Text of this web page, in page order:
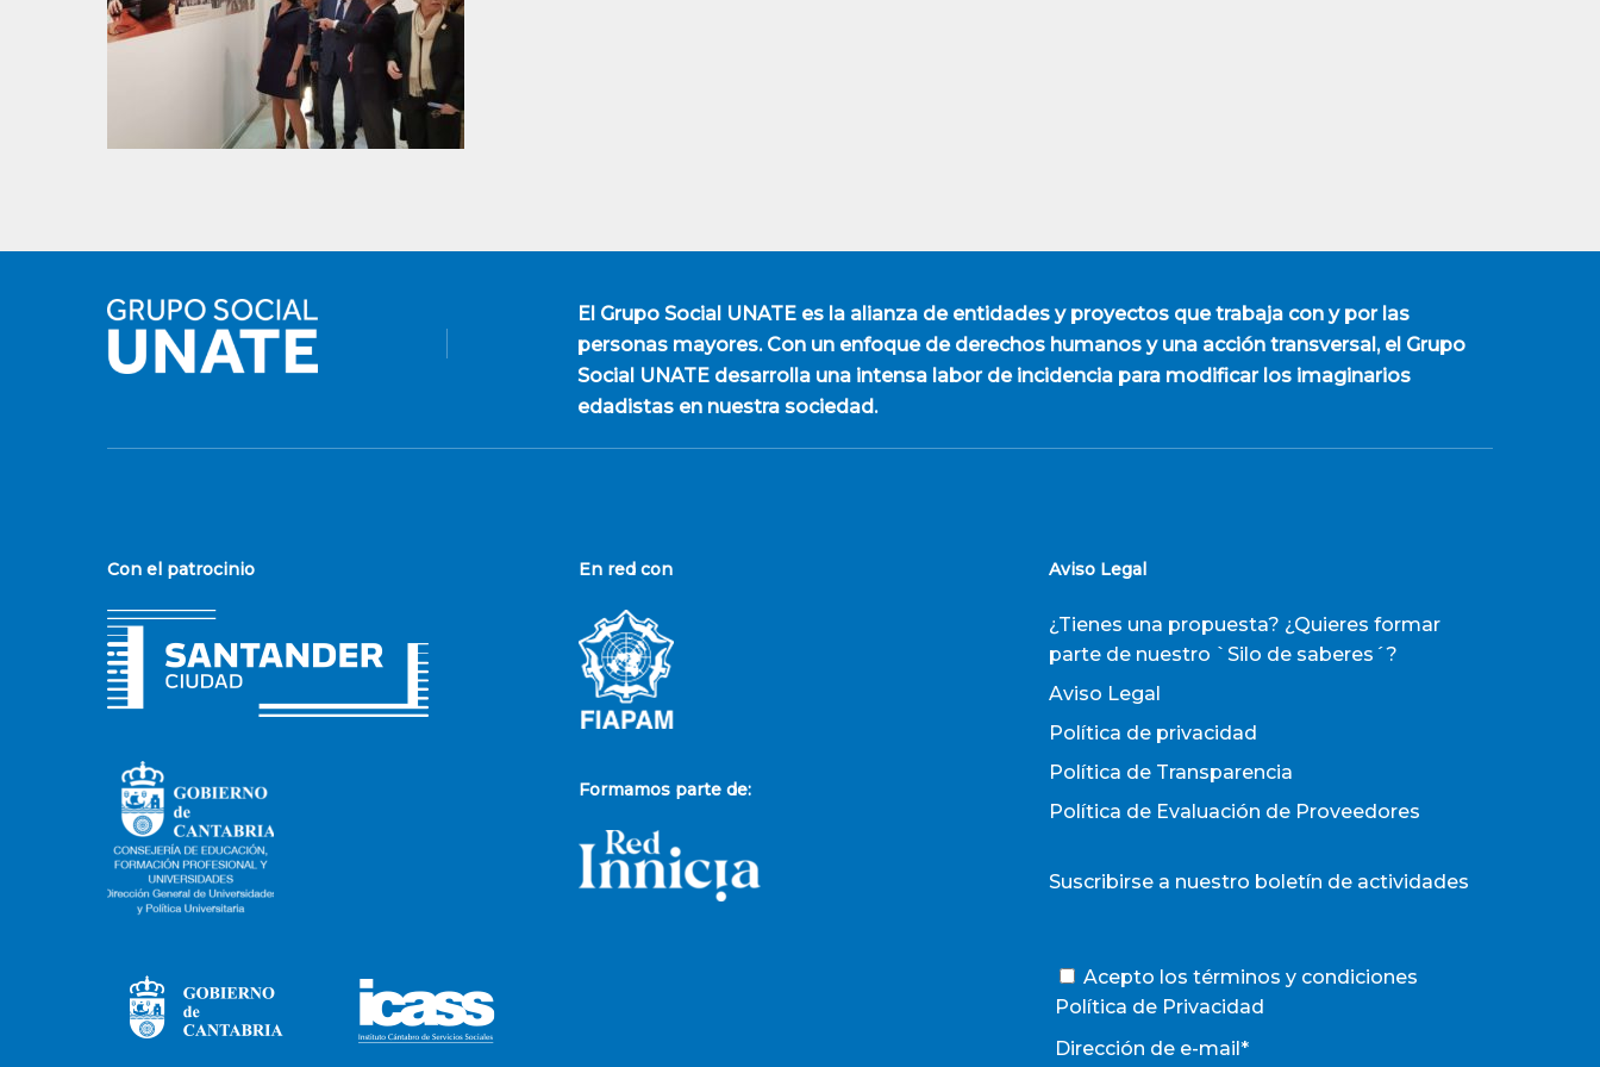
El Grupo Social UNATEes la alianza de entidades y proyectos que trabaja con y por las
personas mayores. Con un enfoque de derechos humanos y una acción transversal, el Grupo
Social UNATE desarrolla una intensa labor de incidencia para modificar los imaginarios
edadistas en nuestra sociedad.
Con el patrocinio En red con
Formamos parte de:
Aviso Legal
¿Tienes una propuesta? ¿Quieres formar
parte de nuestro `Silo de saberes´?
Aviso Legal
Política de privacidad
Política de Transparencia
Política de Evaluación de Proveedores
Suscribirse a nuestro boletín de actividades
Acepto los términos y condiciones
Política de Privacidad
Dirección de e-mail*